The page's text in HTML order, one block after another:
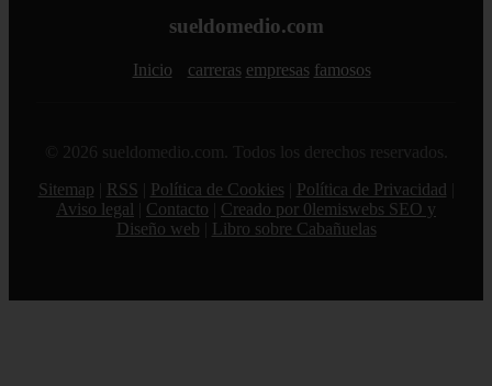
sueldomedio.com
Inicio carreras empresas famosos
© 2026 sueldomedio.com. Todos los derechos reservados.
Sitemap
RSS Política de Cookies Política de Privacidad
Aviso legal
Contacto
Creado por 0lemiswebs SEO y
Diseño web
Libro sobre Cabañuelas